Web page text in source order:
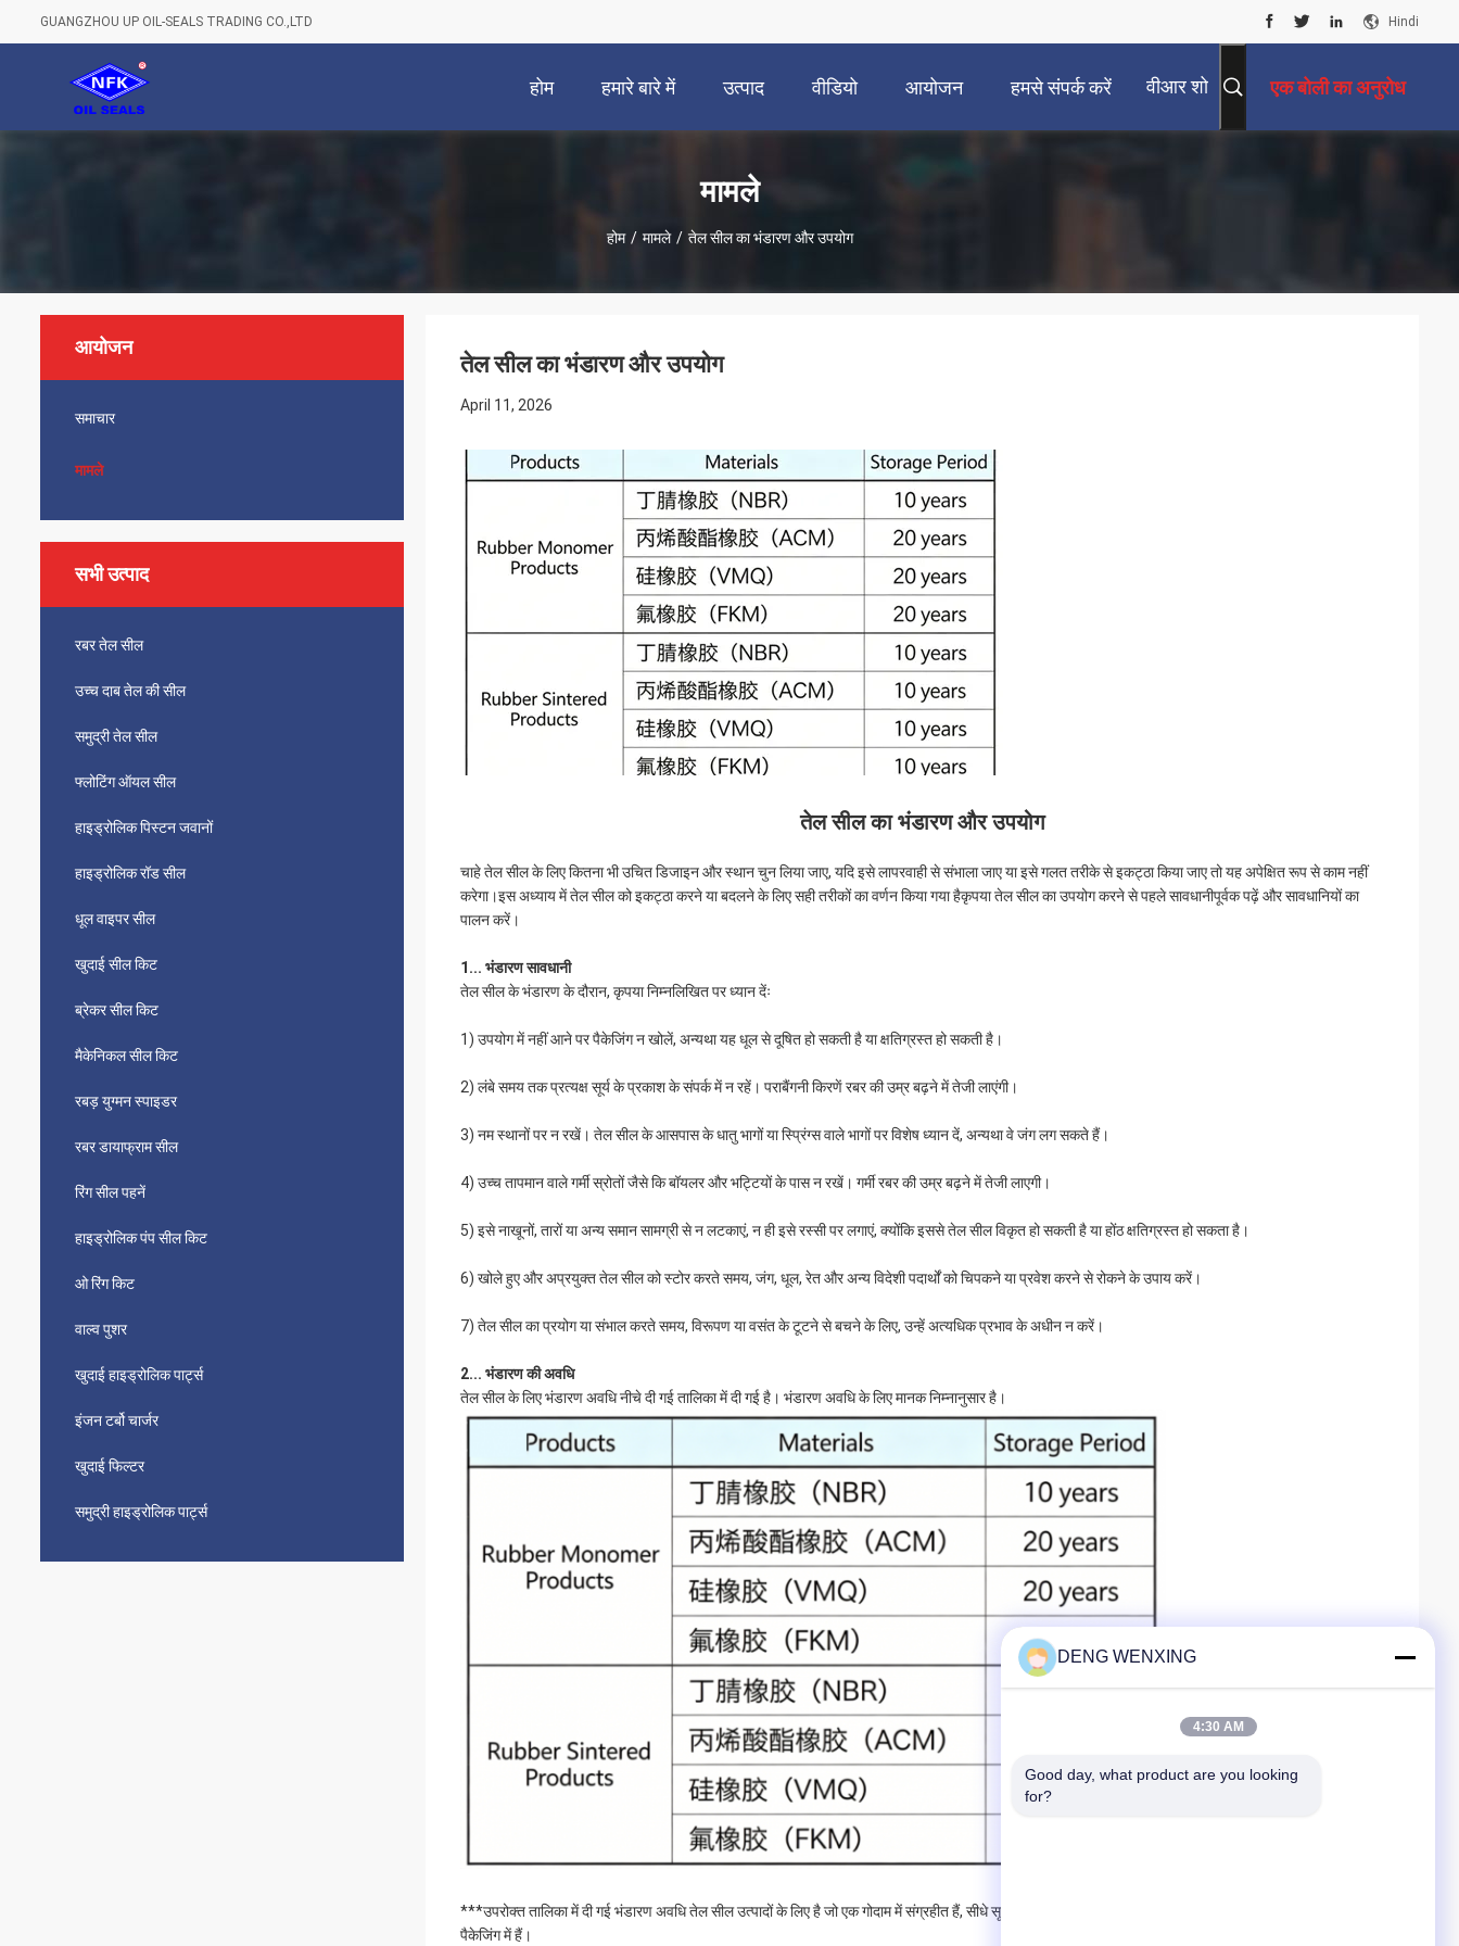
GUANGZHOU UP OIL-SEALS TRADING CO.,LTD Hindi
होम हमारे बारे में उत्पाद वीडियो आयोजन हमसे संपर्क करें वीआर शो एक बोली का अनुरोध
मामले
होम / मामले / तेल सील का भंडारण और उपयोग
आयोजन
समाचार
मामले
सभी उत्पाद
रबर तेल सील
उच्च दाब तेल की सील
समुद्री तेल सील
फ्लोटिंग ऑयल सील
हाइड्रोलिक पिस्टन जवानों
हाइड्रोलिक रॉड सील
धूल वाइपर सील
खुदाई सील किट
ब्रेकर सील किट
मैकेनिकल सील किट
रबड़ युग्मन स्पाइडर
रबर डायाफ्राम सील
रिंग सील पहनें
हाइड्रोलिक पंप सील किट
ओ रिंग किट
वाल्व पुशर
खुदाई हाइड्रोलिक पार्ट्स
इंजन टर्बो चार्जर
खुदाई फिल्टर
समुद्री हाइड्रोलिक पार्ट्स
तेल सील का भंडारण और उपयोग
April 11, 2026
तेल सील का भंडारण और उपयोग
चाहे तेल सील के लिए कितना भी उचित डिजाइन और स्थान चुन लिया जाए, यदि इसे लापरवाही से संभाला जाए या इसे गलत तरीके से इकट्ठा किया जाए तो यह अपेक्षित रूप से काम नहीं
करेगा।इस अध्याय में तेल सील को इकट्ठा करने या बदलने के लिए सही तरीकों का वर्णन किया गया हैकृपया तेल सील का उपयोग करने से पहले सावधानीपूर्वक पढ़ें और सावधानियों का
पालन करें।
1... भंडारण सावधानी
तेल सील के भंडारण के दौरान, कृपया निम्नलिखित पर ध्यान देंः
1) उपयोग में नहीं आने पर पैकेजिंग न खोलें, अन्यथा यह धूल से दूषित हो सकती है या क्षतिग्रस्त हो सकती है।
2) लंबे समय तक प्रत्यक्ष सूर्य के प्रकाश के संपर्क में न रहें। पराबैंगनी किरणें रबर की उम्र बढ़ने में तेजी लाएंगी।
3) नम स्थानों पर न रखें। तेल सील के आसपास के धातु भागों या स्प्रिंग्स वाले भागों पर विशेष ध्यान दें, अन्यथा वे जंग लग सकते हैं।
4) उच्च तापमान वाले गर्मी स्रोतों जैसे कि बॉयलर और भट्टियों के पास न रखें। गर्मी रबर की उम्र बढ़ने में तेजी लाएगी।
5) इसे नाखूनों, तारों या अन्य समान सामग्री से न लटकाएं, न ही इसे रस्सी पर लगाएं, क्योंकि इससे तेल सील विकृत हो सकती है या होंठ क्षतिग्रस्त हो सकता है।
6) खोले हुए और अप्रयुक्त तेल सील को स्टोर करते समय, जंग, धूल, रेत और अन्य विदेशी पदार्थों को चिपकने या प्रवेश करने से रोकने के उपाय करें।
7) तेल सील का प्रयोग या संभाल करते समय, विरूपण या वसंत के टूटने से बचने के लिए, उन्हें अत्यधिक प्रभाव के अधीन न करें।
2... भंडारण की अवधि
तेल सील के लिए भंडारण अवधि नीचे दी गई तालिका में दी गई है। भंडारण अवधि के लिए मानक निम्नानुसार है।
***उपरोक्त तालिका में दी गई भंडारण अवधि तेल सील उत्पादों के लिए है जो एक गोदाम में संग्रहीत हैं, सीधे सूर्य के प्रकाश, उच्च तापमान और उच्च आर्द्रता से संरक्षित हैं, और मानक
पैकेजिंग में हैं।
DENG WENXING
4:30 AM
Good day, what product are you looking
for?